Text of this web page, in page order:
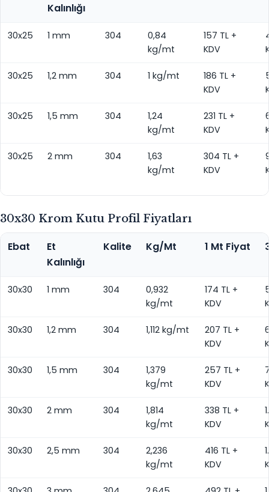
Kalınlığı
30x25 1 mm 304
0,84
kg/mt
157 TL +
KDV
30x25 1,2 mm 304 1 kg/mt
186 TL +
KDV
30x25 1,5 mm 304
1,24
kg/mt
231 TL +
KDV
30x25 2 mm 304
1,63
kg/mt
304 TL +
KDV
30x30 Krom Kutu Profil Fiyatları
Ebat
Et
Kalınlığı
Kalite Kg/Mt 1 Mt Fiyat
30x30 1 mm 304
0,932
kg/mt
174 TL +
KDV
30x30 1,2 mm 304 1,112 kg/mt
207 TL +
KDV
30x30 1,5 mm 304
1,379
kg/mt
257 TL +
KDV
30x30 2 mm 304
1,814
kg/mt
338 TL +
KDV
30x30 2,5 mm 304
2,236
kg/mt
416 TL +
KDV